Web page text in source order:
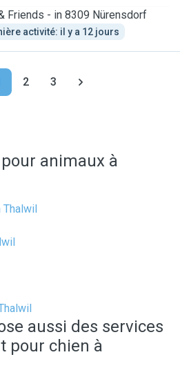
Friends - in 8309 Nürensdorf
activité: il y a 12 jours
2 3
animaux à
Thalwil
aussi des services
pour chien à